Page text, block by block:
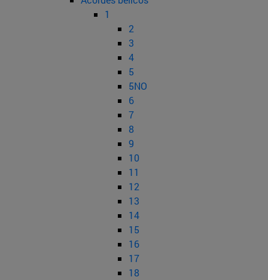
1
2
3
4
5
5NO
6
7
8
9
10
11
12
13
14
15
16
17
18